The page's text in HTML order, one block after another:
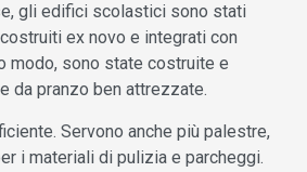
gli edifici scolastici sono stati
ex novo e integrati con
modo, sono state costruite e
da pranzo ben attrezzate.
Servono anche più palestre,
i materiali di pulizia e parcheggi.